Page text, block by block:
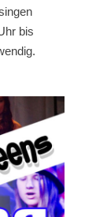
bis